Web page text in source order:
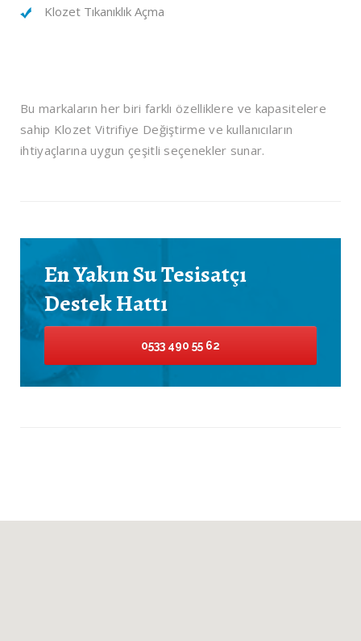
Klozet Tıkanıklık Açma
Bu markaların her biri farklı özelliklere ve kapasitelere
sahip Klozet Vitrifiye Değiştirme ve kullanıcıların
ihtiyaçlarına uygun çeşitli seçenekler sunar.
En Yakın Su Tesisatçı
Destek Hattı
0533 490 55 62